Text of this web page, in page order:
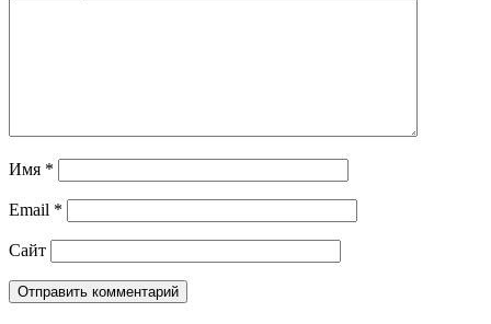
Имя *
Email *
Сайт